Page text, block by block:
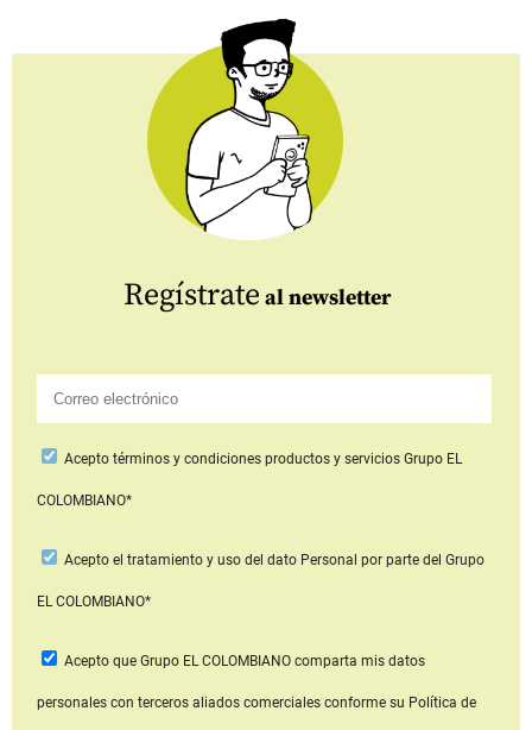
Regístrate al newsletter
Aceptotérminos y condiciones productos y serviciosGrupo EL
COLOMBIANO*
Acepto el tratamiento y uso del dato Personal por parte del Grupo
EL COLOMBIANO*
Acepto que Grupo EL COLOMBIANOcomparta mis datos
personales con terceros aliados comerciales conforme su Política de